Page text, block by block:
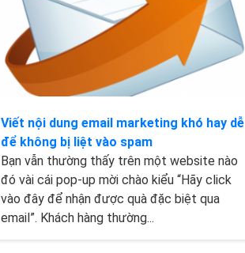
Viết nội dung email marketing khó hay dễ
để không bị liệt vào spam
Bạn vẫn thường thấy trên một website nào
đó vài cái pop-up mời chào kiểu “Hãy click
vào đây để nhận được quà đặc biệt qua
email”. Khách hàng thường...